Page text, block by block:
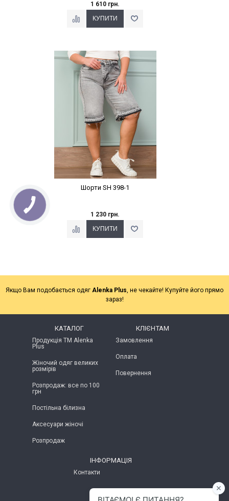
1 610 грн.
Наклейки Варіант з %
Шорти SH 398-1
1 230 грн.
Якщо Вам подобається одяг Alenka Plus, не чекайте! Купуйте його прямо
зараз!
КАТАЛОГ
Продукція ТМ Alenka
Plus
Жіночий одяг великих
розмірів
Розпродаж: все по 100
грн
Постільна білизна
Аксесуари жіночі
Розпродаж
КЛІЄНТАМ
Замовлення
Оплата
Повернення
ІНФОРМАЦІЯ
Контакти